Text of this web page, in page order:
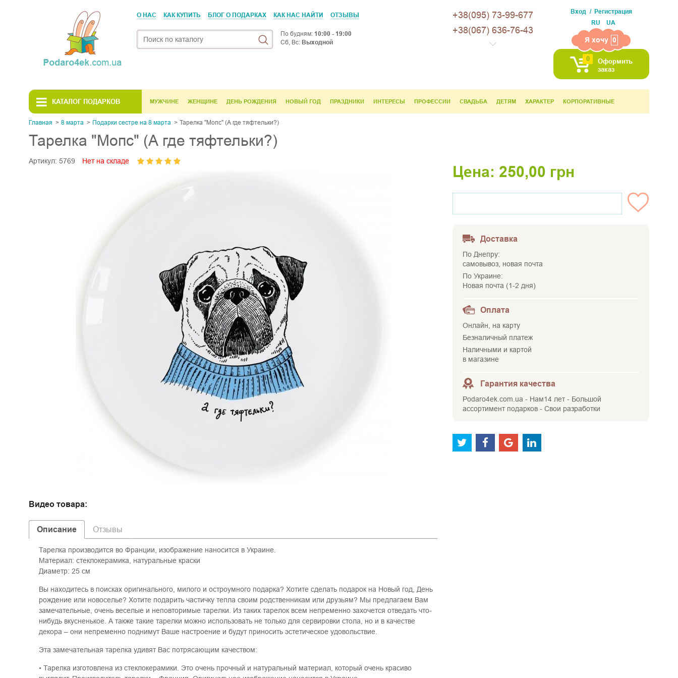
О НАС КАК КУПИТЬ БЛОГ О ПОДАРКАХ КАК НАС НАЙТИ ОТЗЫВЫ
По будням: 10:00 - 19:00
Сб, Вс: Выходной
+38(095) 73-99-677
+38(067) 636-76-43
Вход
Регистрация
RU
UA
Я хочу 0
0
Оформить
заказ
КАТАЛОГ ПОДАРКОВ МУЖЧИНЕ ЖЕНЩИНЕ ДЕНЬ РОЖДЕНИЯ НОВЫЙ ГОД ПРАЗДНИКИ ИНТЕРЕСЫ ПРОФЕССИИ СВАДЬБА ДЕТЯМ ХАРАКТЕР КОРПОРАТИВНЫЕ
Главная 8 марта Подарки сестре на 8 марта Тарелка "Мопс" (А где тяфтельки?)
Тарелка "Мопс" (А где тяфтельки?)
Артикул: 5769 Нет на складе
Видео товара:
Описание
Тарелка производится во Франции, изображение наносится в Украине.
Материал: стеклокерамика, натуральные краски
Диаметр: 25 см
Вы находитесь в поисках оригинального, милого и остроумного подарка? Хотите сделать подарок на Новый год, День
рождение или новоселье? Хотите подарить частичку тепла своим родственникам или друзьям? Мы предлагаем Вам
замечательные, очень веселые и неповторимые тарелки. Из таких тарелок всем непременно захочется отведать что-
нибудь вкусненькое. А также такие тарелки можно использовать не только для сервировки стола, но и в качестве
декора – они непременно поднимут Ваше настроение и будут приносить эстетическое удовольствие.
Эта замечательная тарелка удивят Вас потрясающим качеством:
• Тарелка изготовлена из стеклокерамики. Это очень прочный и натуральный материал, который очень красиво
Отзывы
Цена: 250,00 грн
Доставка
По Днепру:
самовывоз, новая почта
По Украине:
Новая почта (1-2 дня)
Оплата
Онлайн, на карту
Безналичный платеж
Наличными и картой
в магазине
Гарантия качества
Podaro4ek.com.ua - Нам14 лет - Большой
ассортимент подарков - Свои разработки